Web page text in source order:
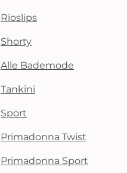
Rioslips
Shorty
Alle Bademode
Tankini
Sport
Primadonna Twist
Primadonna Sport